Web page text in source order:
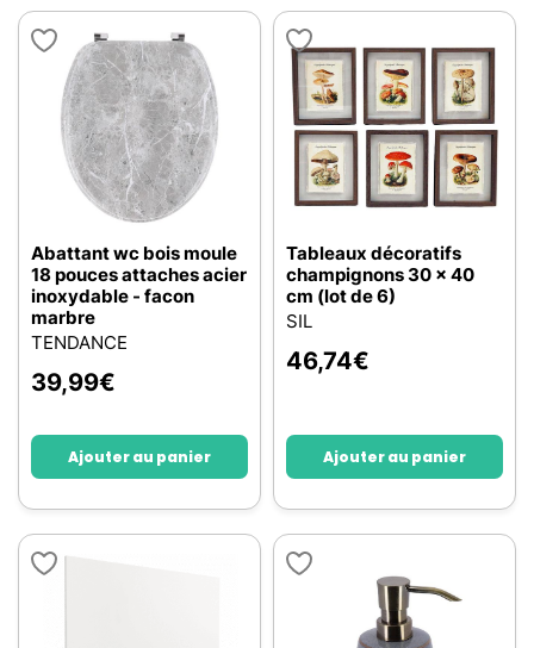
Abattant wc bois moule
18 pouces attaches acier
inoxydable - facon
marbre
TENDANCE
39,99€
Ajouter au panier
Tableaux décoratifs
champignons 30 x 40
cm (lot de 6)
SIL
46,74€
Ajouter au panier